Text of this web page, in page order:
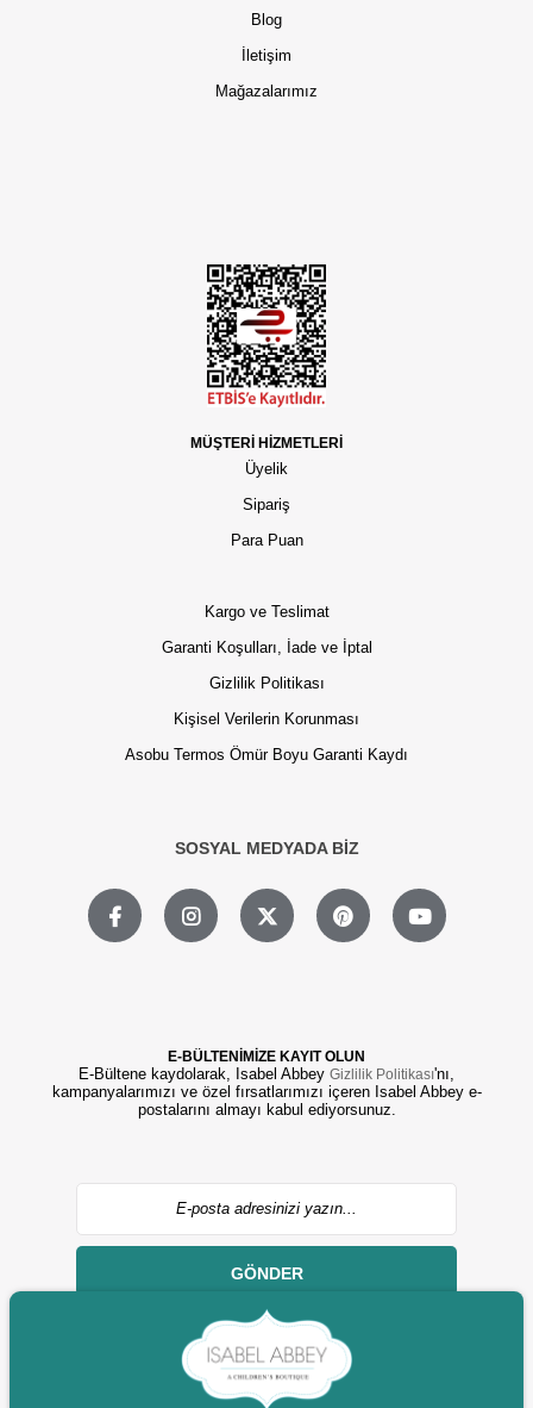
Blog
İletişim
Mağazalarımız
MÜŞTERİ HİZMETLERİ
Üyelik
Sipariş
Para Puan
Kargo ve Teslimat
Garanti Koşulları, İade ve İptal
Gizlilik Politikası
Kişisel Verilerin Korunması
Asobu Termos Ömür Boyu Garanti Kaydı
SOSYAL MEDYADA BİZ
E-BÜLTENİMİZE KAYIT OLUN
E-Bültene kaydolarak, Isabel Abbey Gizlilik Politikası'nı,
kampanyalarımızı ve özel fırsatlarımızı içeren Isabel Abbey e-
postalarını almayı kabul ediyorsunuz.
GÖNDER